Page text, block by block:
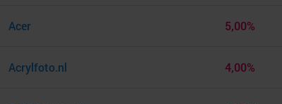
Acer 5,00%
Acrylfoto.nl 4,00%